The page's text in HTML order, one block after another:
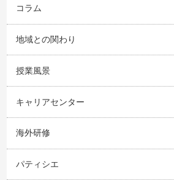
コラム
地域との関わり
授業風景
キャリアセンター
海外研修
パティシエ